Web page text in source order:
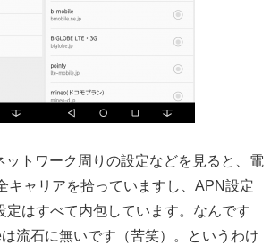
ットワーク周りの設定などを見ると、電
キャリアを拾っていますし、APN設定
定はすべて内包しています。なんです
流石に無いです（苦笑）。というわけ